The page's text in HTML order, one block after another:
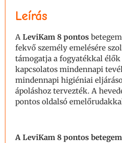
Leírás
A LeviKam 8 pontos
fekvő személy emelésére
támogatja a fogyatékkal élők
kapcsolatos mindennapi
mindennapi higiéniai
ápoláshoz tervezték. A
pontos oldalsó
A LeviKam 8 pontos